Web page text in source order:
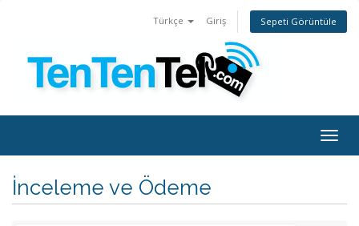
Türkçe Giriş Sepeti Görüntüle
İnceleme ve Ödeme